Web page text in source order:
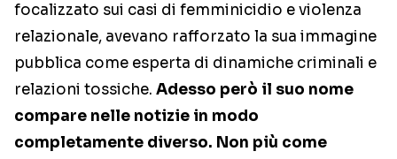
focalizzato sui casi di femminicidio e violenza
relazionale, avevano rafforzato la sua immagine
pubblica come esperta di dinamiche criminali e
relazioni tossiche. Adesso però il suo nome
compare nelle notizie in modo
completamente diverso. Non più come